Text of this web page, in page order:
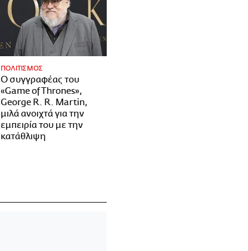
ΠΟΛΙΤΙΣΜΟΣ
Ο συγγραφέας του
«Game of Thrones»,
George R. R. Martin,
μιλά ανοιχτά για την
εμπειρία του με την
κατάθλιψη